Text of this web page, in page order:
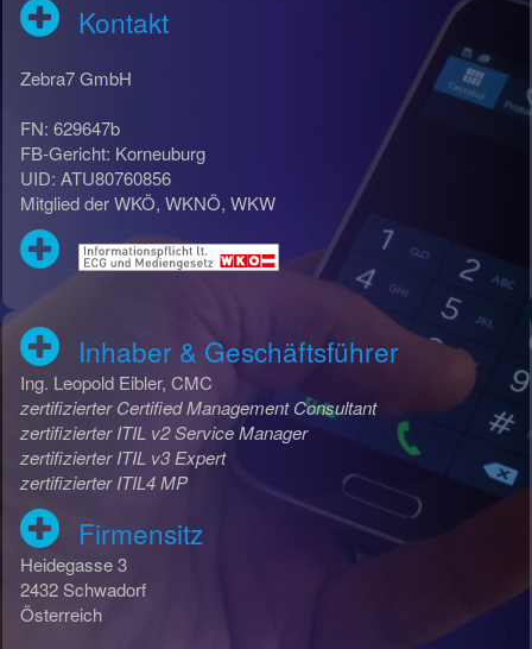
Kontakt
Zebra7 GmbH
FN: 629647b
FB-Gericht: Korneuburg
UID: ATU80760856
Mitglied der WKÖ, WKNÖ, WKW
Inhaber & Geschäftsführer
Ing. Leopold Eibler, CMC
zertifizierter Certified Management Consultant
zertifizierter ITIL v2 Service Manager
zertifizierter ITIL v3 Expert
zertifizierter ITIL4 MP
Firmensitz
Heidegasse 3
2432 Schwadorf
Österreich